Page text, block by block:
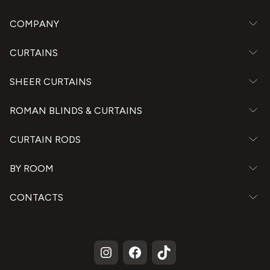
COMPANY
CURTAINS
SHEER CURTAINS
ROMAN BLINDS & CURTAINS
CURTAIN RODS
BY ROOM
CONTACTS